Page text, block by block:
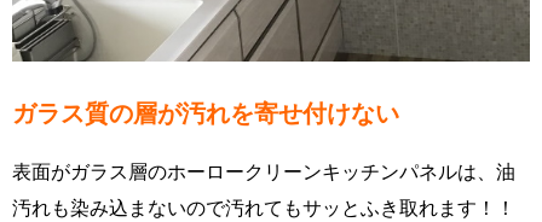
ガラス質の層が汚れを寄せ付けない
表面がガラス層のホーロークリーンキッチンパネルは、油
汚れも染み込まないので汚れてもサッとふき取れます！！